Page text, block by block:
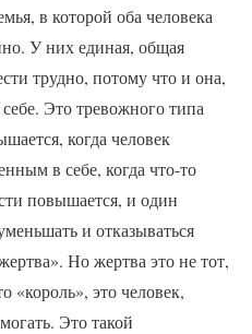
в которой оба человека
У них единая, общая
трудно, потому что и она,
Это тревожного типа
когда человек
в себе, когда что-то
повышается, и один
и отказываться
Но жертва это не тот,
«король», это человек,
Это такой